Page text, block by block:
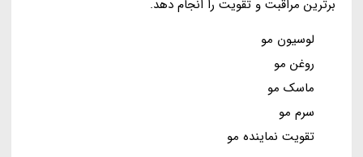
برترین مراقبت و تقویت را انجام دهد.
لوسیون مو
روغن مو
ماسک مو
سرم مو
تقویت نماینده مو